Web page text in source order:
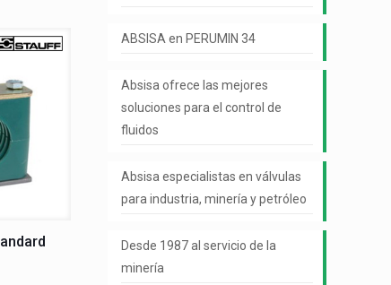
ABSISA en PERUMIN 34
Absisa ofrece las mejores
soluciones para el control de
fluidos
Absisa especialistas en válvulas
para industria, minería y petróleo
Desde 1987 al servicio de la
minería